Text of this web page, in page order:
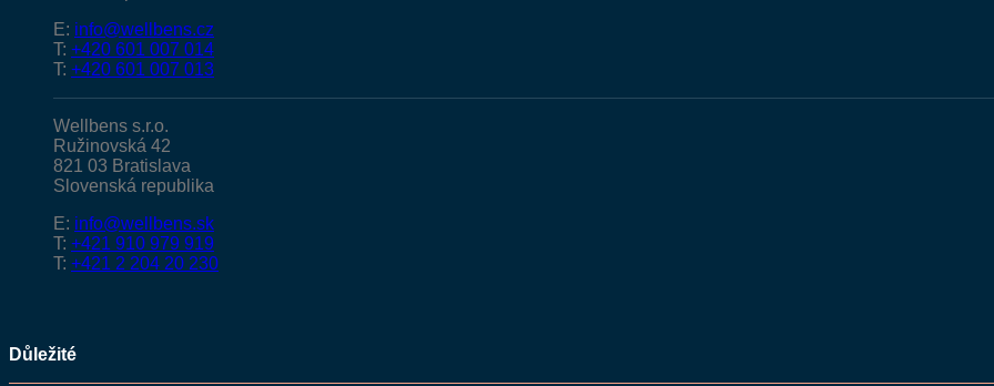
E: info@wellbens.cz
T: +420 601 007 014
T: +420 601 007 013
Wellbens s.r.o.
Ružinovská 42
821 03 Bratislava
Slovenská republika
E: info@wellbens.sk
T: +421 910 979 919
T: +421 2 204 20 230
Důležité